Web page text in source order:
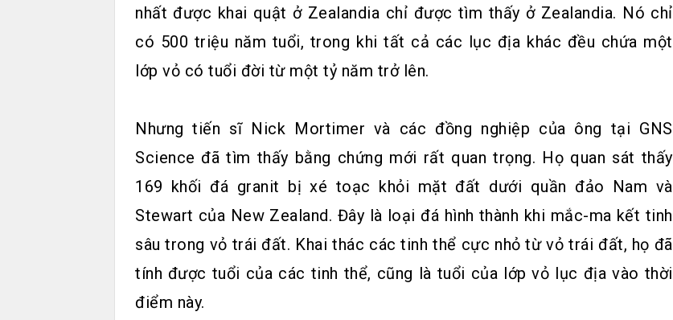
nhất được khai quật ở Zealandia chỉ được tìm thấy ở Zealandia. Nó chỉ
có 500 triệu năm tuổi, trong khi tất cả các lục địa khác đều chứa một
lớp vỏ có tuổi đời từ một tỷ năm trở lên.
Nhưng tiến sĩ Nick Mortimer và các đồng nghiệp của ông tại GNS
Science đã tìm thấy bằng chứng mới rất quan trọng. Họ quan sát thấy
169 khối đá granit bị xé toạc khỏi mặt đất dưới quần đảo Nam và
Stewart của New Zealand. Đây là loại đá hình thành khi mắc-ma kết tinh
sâu trong vỏ trái đất. Khai thác các tinh thể cực nhỏ từ vỏ trái đất, họ đã
tính được tuổi của các tinh thể, cũng là tuổi của lớp vỏ lục địa vào thời
điểm này.